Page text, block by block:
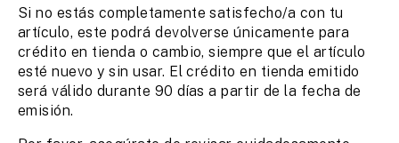
Si no estás completamente satisfecho/a con tu
artículo, este podrá devolverse únicamente para
crédito en tienda o cambio, siempre que el artículo
esté nuevo y sin usar. El crédito en tienda emitido
será válido durante 90 días a partir de la fecha de
emisión.